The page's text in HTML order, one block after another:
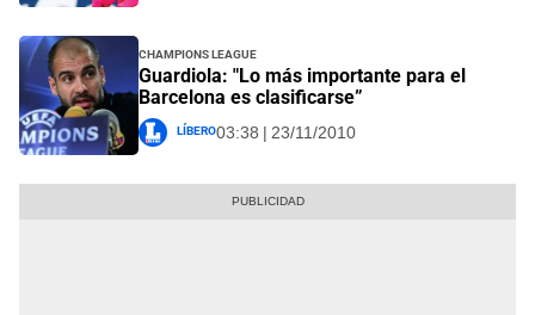
Champions League
Guardiola: "Lo más importante para el
Barcelona es clasificarse”
Líbero03:38 | 23/11/2010